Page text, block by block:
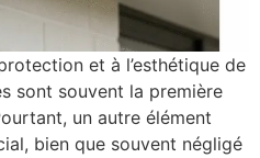
et à l’esthétique de
sont souvent la première
un autre élément
bien que souvent négligé